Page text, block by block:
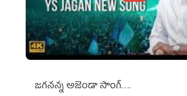
జగనన్న అజెండా సాంగ్….